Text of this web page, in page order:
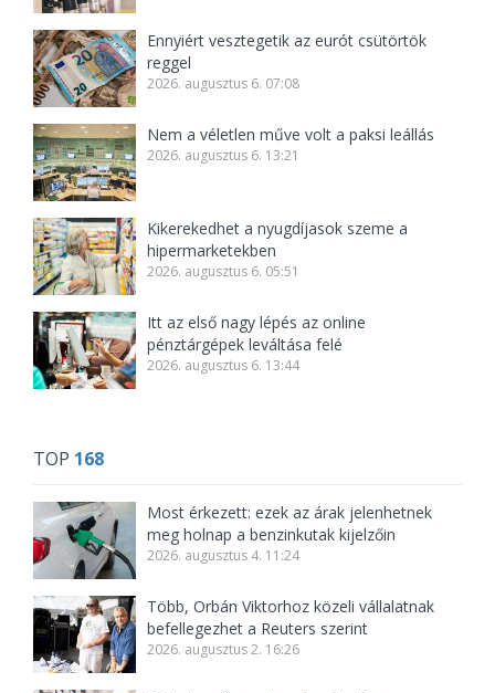
Ennyiért vesztegetik az eurót csütörtök
reggel
2026. augusztus 6. 07:08
Nem a véletlen műve volt a paksi leállás
2026. augusztus 6. 13:21
Kikerekedhet a nyugdíjasok szeme a
hipermarketekben
2026. augusztus 6. 05:51
Itt az első nagy lépés az online
pénztárgépek leváltása felé
2026. augusztus 6. 13:44
TOP 168
Most érkezett: ezek az árak jelenhetnek
meg holnap a benzinkutak kijelzőin
2026. augusztus 4. 11:24
Több, Orbán Viktorhoz közeli vállalatnak
befellegezhet a Reuters szerint
2026. augusztus 2. 16:26